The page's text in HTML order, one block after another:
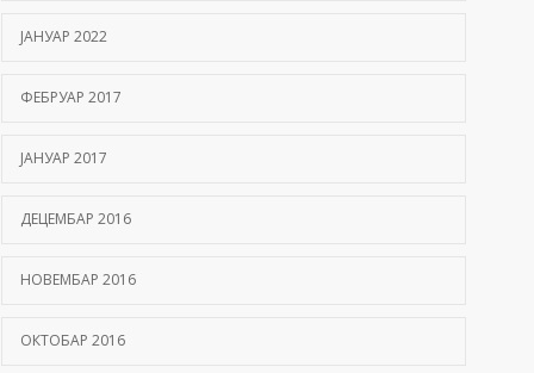
ЈАНУАР 2022
ФЕБРУАР 2017
ЈАНУАР 2017
ДЕЦЕМБАР 2016
НОВЕМБАР 2016
ОКТОБАР 2016